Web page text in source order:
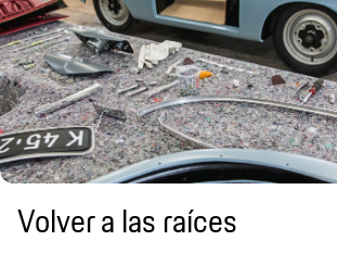
Volver a las raíces